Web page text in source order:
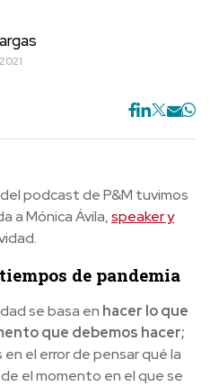
podcast de P&M tuvimos
a Mónica Ávila,speaker y
de pandemia
se basa en hacer lo que
que debemos hacer;
el error de pensar qué la
el momento en el que se